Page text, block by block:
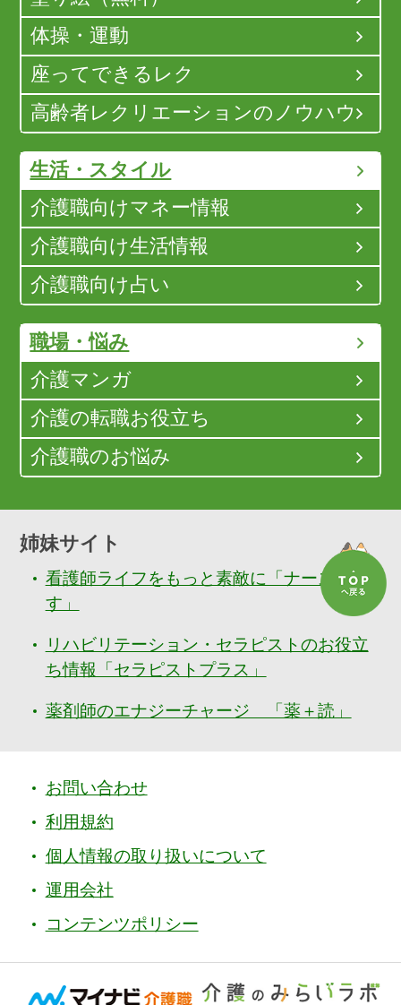
体操・運動
座ってできるレク
高齢者レクリエーションのノウハウ
生活・スタイル
介護職向けマネー情報
介護職向け生活情報
介護職向け占い
職場・悩み
介護マンガ
介護の転職お役立ち
介護職のお悩み
姉妹サイト
看護師ライフをもっと素敵に「ナースぷら
す」
リハビリテーション・セラピストのお役立
ち情報「セラピストプラス」
薬剤師のエナジーチャージ 「薬＋読」
お問い合わせ
利用規約
個人情報の取り扱いについて
運用会社
コンテンツポリシー